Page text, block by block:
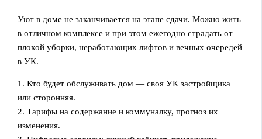
Уют в доме не заканчивается на этапе сдачи. Можно жить
в отличном комплексе и при этом ежегодно страдать от
плохой уборки, неработающих лифтов и вечных очередей
в УК.
1. Кто будет обслуживать дом — своя УК застройщика
или сторонняя.
2. Тарифы на содержание и коммуналку, прогноз их
изменения.